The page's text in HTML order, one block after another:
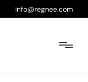
info@regnee.com